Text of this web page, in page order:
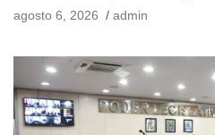
agosto 6, 2026
admin